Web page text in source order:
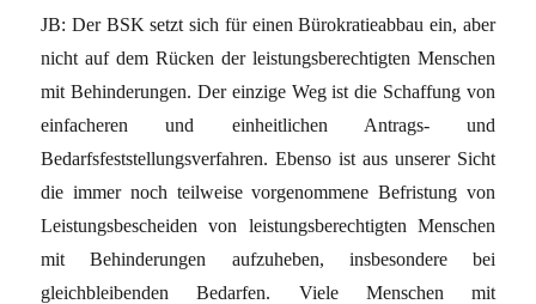
JB: Der BSK setzt sich für einen Bürokratieabbau ein, aber
nicht auf dem Rücken der leistungsberechtigten Menschen
mit Behinderungen. Der einzige Weg ist die Schaffung von
einfacheren und einheitlichen Antrags- und
Bedarfsfeststellungsverfahren. Ebenso ist aus unserer Sicht
die immer noch teilweise vorgenommene Befristung von
Leistungsbescheiden von leistungsberechtigten Menschen
mit Behinderungen aufzuheben, insbesondere bei
gleichbleibenden Bedarfen. Viele Menschen mit